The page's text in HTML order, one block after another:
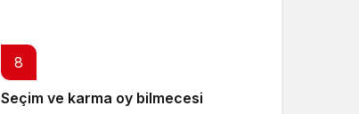
8
Seçim ve karma oy bilmecesi